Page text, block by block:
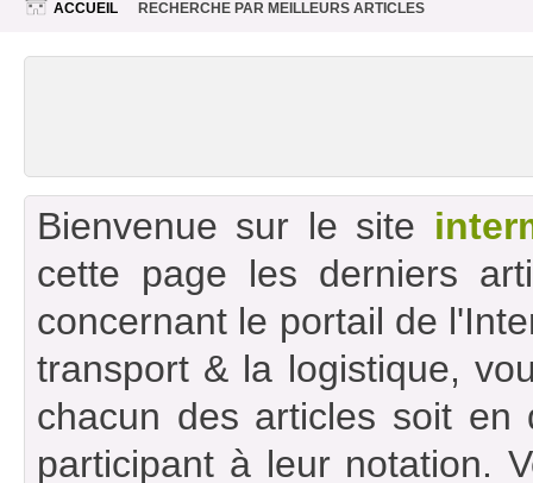
ACCUEIL RECHERCHE PAR MEILLEURS ARTICLES
Bienvenue sur le site
cette page les derniers
concernant le portail de
transport & la logistique,
chacun des articles soit en
participant à leur notation.